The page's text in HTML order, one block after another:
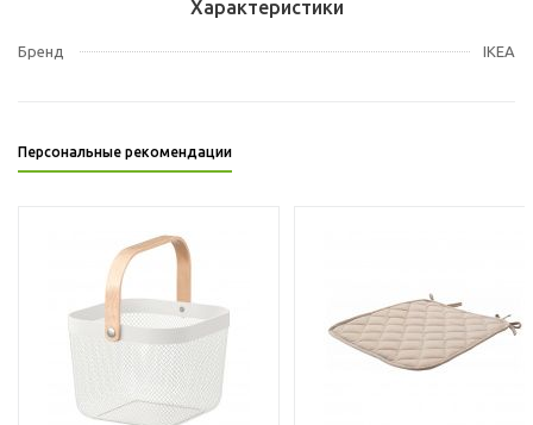
Характеристики
Бренд IKEA
Персональные рекомендации